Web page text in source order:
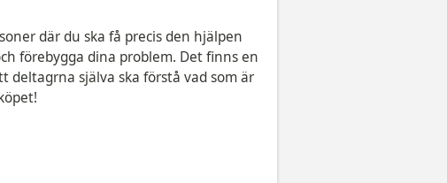
där du ska få precis den hjälpen
förebygga dina problem. Det finns en
deltagrna själva ska förstå vad som är